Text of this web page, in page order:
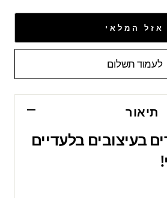
אזל המלאי
לעמוד תשלום
תיאור
בעיצובים בלעדיים